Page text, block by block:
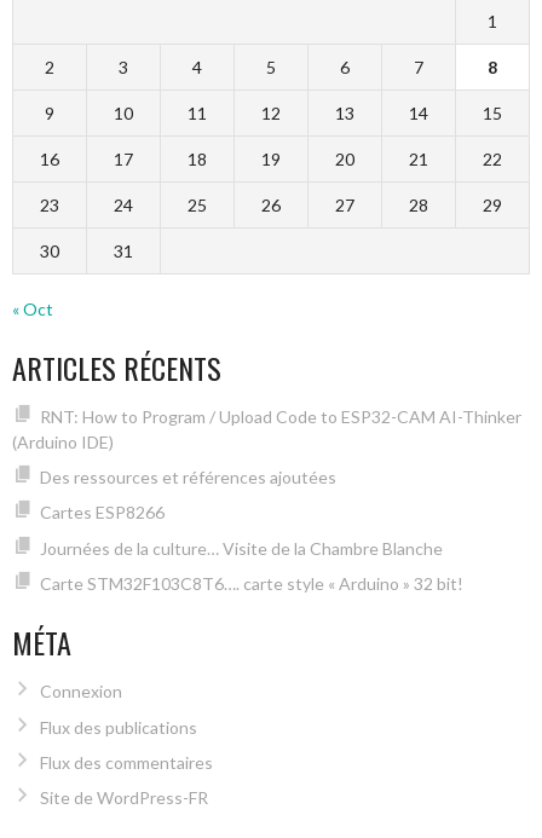
1
2 3 4 5 6 7 8
9 10 11 12 13 14 15
16 17 18 19 20 21 22
23 24 25 26 27 28 29
30 31
« Oct
ARTICLES RÉCENTS
RNT: How to Program / Upload Code to ESP32-CAM AI-Thinker
(Arduino IDE)
Des ressources et références ajoutées
Cartes ESP8266
Journées de la culture… Visite de la Chambre Blanche
Carte STM32F103C8T6…. carte style « Arduino » 32 bit!
MÉTA
Connexion
Flux des publications
Flux des commentaires
Site de WordPress-FR